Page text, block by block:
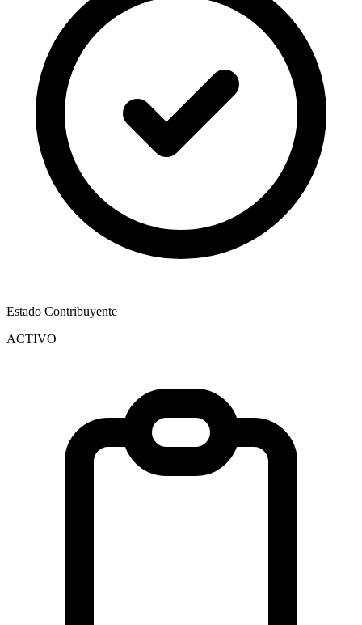
Estado Contribuyente
ACTIVO